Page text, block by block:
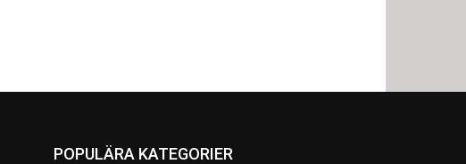
POPULÄRA KATEGORIER